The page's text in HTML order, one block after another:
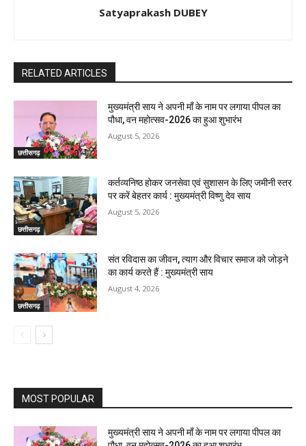
Satyaprakash DUBEY
RELATED ARTICLES
छत्तीसगढ़
मुख्यमंत्री साय ने अपनी माँ के नाम पर लगाया पीपल का
पौधा, वन महोत्सव-2026 का हुआ शुभारंभ
August 5, 2026
छत्तीसगढ़
कर्तव्यनिष्ठ होकर जनसेवा एवं सुशासन के लिए जमीनी स्तर
पर करें बेहतर कार्य : मुख्यमंत्री विष्णु देव साय
August 5, 2026
छत्तीसगढ़
संत रविदास का जीवन, त्याग और विचार समाज को जोड़ने
का कार्य करते हैं : मुख्यमंत्री साय
August 4, 2026
MOST POPULAR
मुख्यमंत्री साय ने अपनी माँ के नाम पर लगाया पीपल का